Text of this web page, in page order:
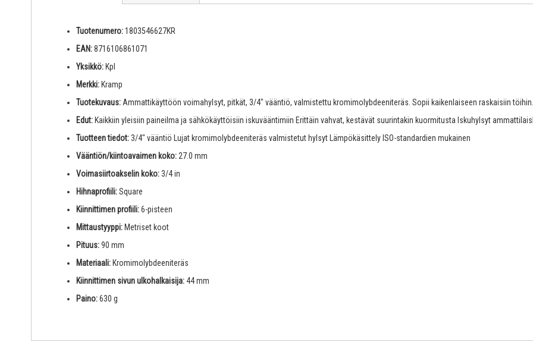
Tuotenumero:1803546627KR
EAN:8716106861071
Yksikkö: Kpl
Merkki: Kramp
Tuotekuvaus: Ammattikäyttöön voimahylsyt, pitkät, 3/4" vääntiö, valmistettu kromimolybdeeniteräs. Sopii kaikenlaiseen raskaisiin töihin.
Edut: Kaikkiin yleisiin paineilma ja sähkökäyttöisiin iskuvääntimiin Erittäin vahvat, kestävät suurintakin kuormitusta Iskuhylsyt
Tuotteen tiedot:3/4" vääntiö Lujat kromimolybdeeniteräs valmistetut hylsyt Lämpökäsittely ISO-standardien mukainen
Vääntiön/kiintoavaimen koko: 27.0 mm
Voimasiirtoakselin koko:3/4 in
Hihnaprofiili:Square
Kiinnittimen profiili:6-pisteen
Mittaustyyppi: Metriset koot
Pituus:90 mm
Materiaali: Kromimolybdeeniteräs
Kiinnittimen sivun ulkohalkaisija:44 mm
Paino:630 g